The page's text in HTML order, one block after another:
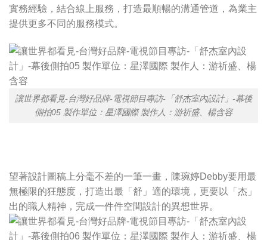
實務經驗，結合線上服務，打造最順暢的溝通管道，為業主
提供更多不同的服務模式。
讓世界都看見-台灣好品牌-電視節目專訪-「舒杰室內設計」-幕後
側拍05 製作單位：星澤國際 製作人：游祈盛、楊含容
望著設計圖稿上分毫不差的一筆一畫，陳琬婷Debby要用最
無極限的狂態度，打造出最「舒」適的環境，更要以「杰」
出的職人精神，完成一件件空間設計的異想世界。